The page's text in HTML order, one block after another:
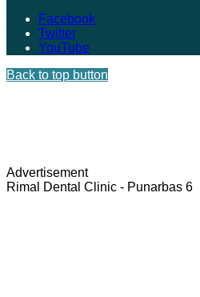
Facebook
Twitter
YouTube
Back to top button
Advertisement
Rimal Dental Clinic - Punarbas 6